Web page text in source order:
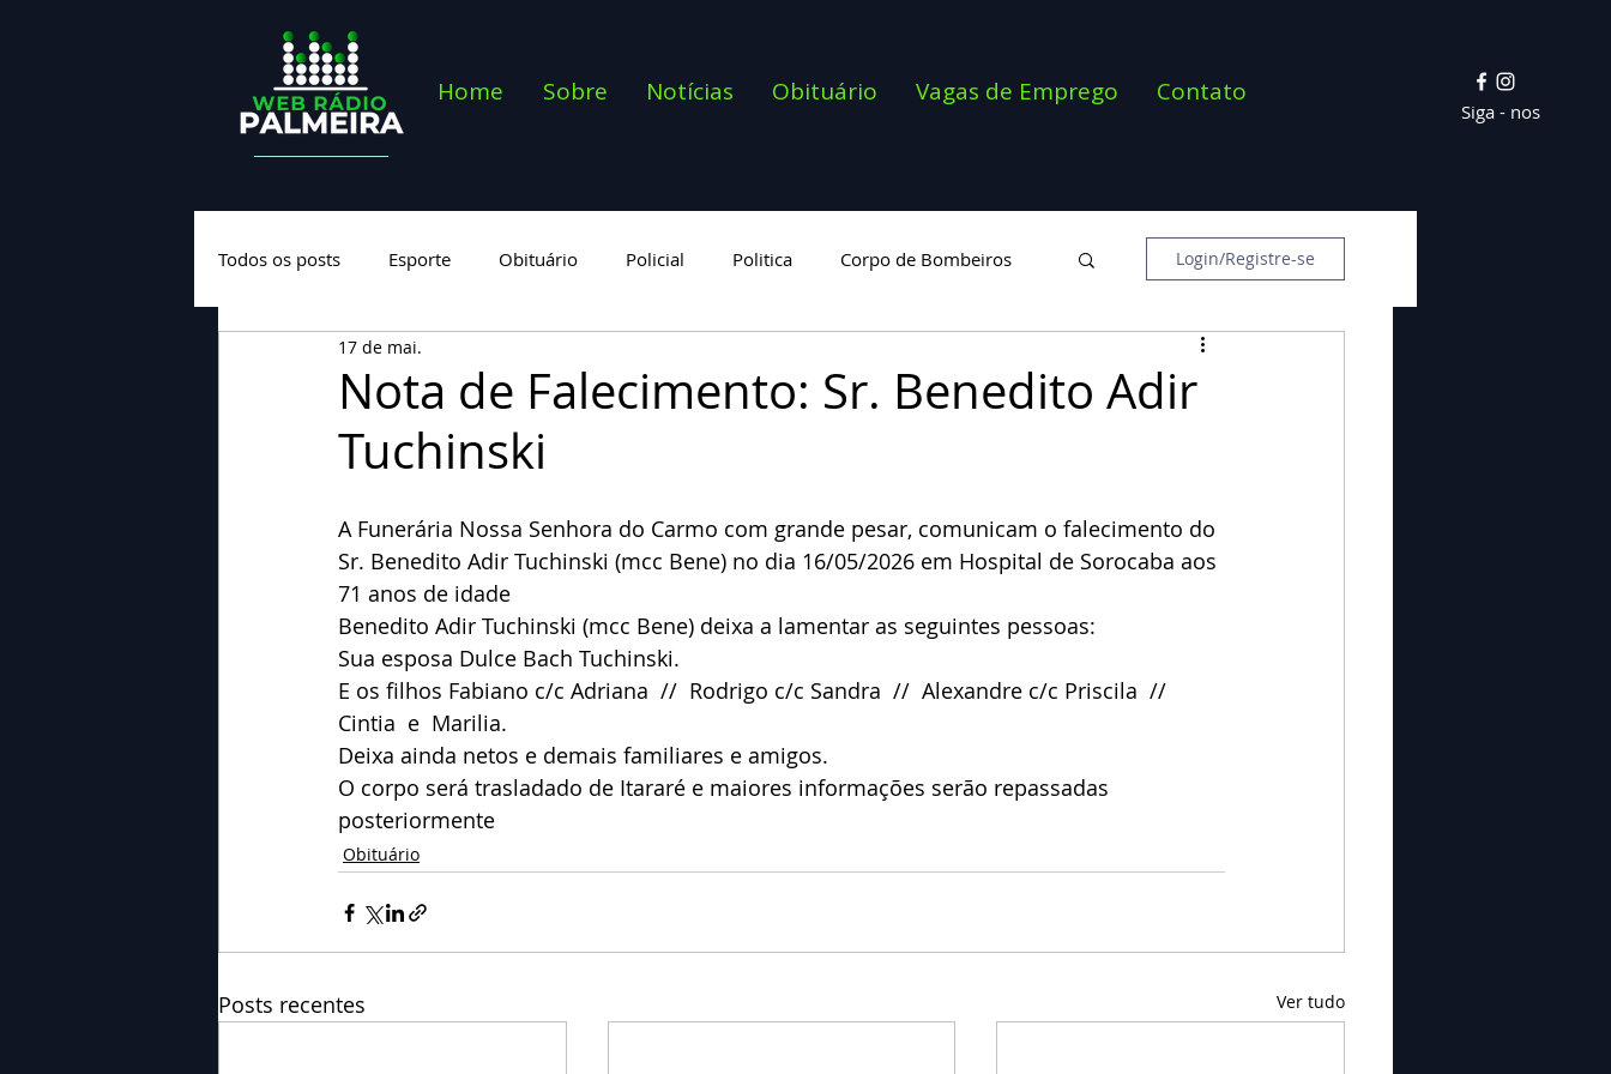
Home Sobre Notícias Obituário Vagas de Emprego Contato
Siga - nos
Todos os posts Esporte Obituário Policial Politica Corpo de Bombeiros
Geral
Login/Registre-se
Nota de Falecimento: Sr. Benedito Adir
Tuchinski
17 de mai.
A Funerária Nossa Senhora do Carmo com grande pesar, comunicam o falecimento do
Sr. Benedito Adir Tuchinski (mcc Bene) no dia 16/05/2026 em Hospital de Sorocaba aos
71 anos de idade
Benedito Adir Tuchinski (mcc Bene) deixa a lamentar as seguintes pessoas:
Sua esposa Dulce Bach Tuchinski.
E os filhos Fabiano c/c Adriana  //  Rodrigo c/c Sandra  //  Alexandre c/c Priscila  //
Cintia  e  Marilia.
Deixa ainda netos e demais familiares e amigos.
O corpo será trasladado de Itararé e maiores informações serão repassadas
posteriormente
Obituário
Posts recentes Ver tudo